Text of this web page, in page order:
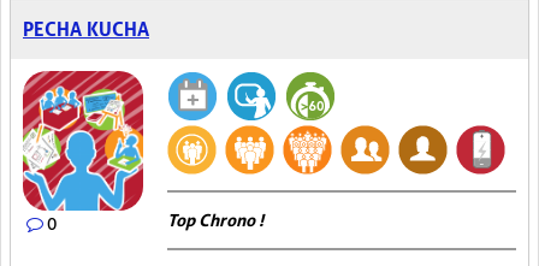
PECHA KUCHA
0 Top Chrono !